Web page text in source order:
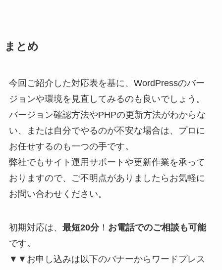
まとめ
今回ご紹介した対応表を基に、WordPressのバー
ジョンや環境を見直してみるのも良いでしょう。
バージョン確認方法やPHPの更新方法がわからな
い、または自分でやるのが不安な場合は、プロに
お任せするのも一つの手です。
弊社でもサイト運用サポートや更新作業を承って
おりますので、ご不明点がありましたらお気軽に
お問い合わせください。
初期対応は、 最短20分！ お電話でのご相談も可能
です。
▼▼お申し込みは以下のバナーからワードプレス